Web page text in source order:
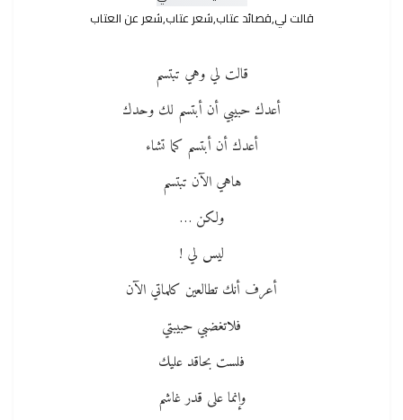
قالت لي,قصائد عتاب,شعر عتاب,شعر عن العتاب
قالت لي وهي تبتسم
أعدك حبيبي أن أبتسم لك وحدك
أعدك أن أبتسم كما تشاء
هاهي الآن تبتسم
ولكن …
ليس لي !
أعرف أنك تطالعين كلماتي الآن
فلاتغضبي حبيبتي
فلست بحاقد عليك
وإنما على قدر غاشم